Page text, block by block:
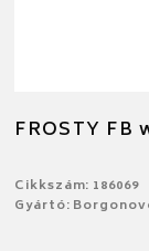
FROSTY FB
Cikkszám: 186069
Gyártó: